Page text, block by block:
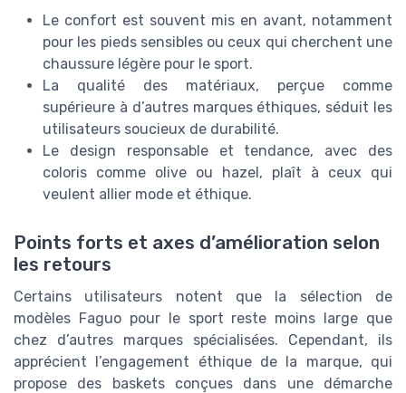
Le confort est souvent mis en avant, notamment
pour les pieds sensibles ou ceux qui cherchent une
chaussure légère pour le sport.
La qualité des matériaux, perçue comme
supérieure à d’autres marques éthiques, séduit les
utilisateurs soucieux de durabilité.
Le design responsable et tendance, avec des
coloris comme olive ou hazel, plaît à ceux qui
veulent allier mode et éthique.
Points forts et axes d’amélioration selon
les retours
Certains utilisateurs notent que la sélection de
modèles Faguo pour le sport reste moins large que
chez d’autres marques spécialisées. Cependant, ils
apprécient l’engagement éthique de la marque, qui
propose des baskets conçues dans une démarche